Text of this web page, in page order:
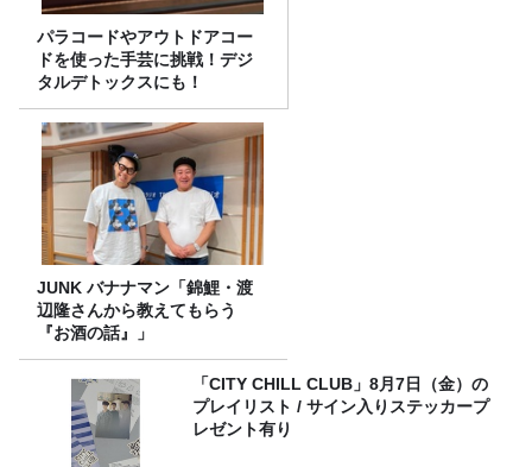
パラコードやアウトドアコー
ドを使った手芸に挑戦！デジ
タルデトックスにも！
JUNK バナナマン「錦鯉・渡
辺隆さんから教えてもらう
『お酒の話』」
「CITY CHILL CLUB」8月7日（金）の
プレイリスト / サイン入りステッカープ
レゼント有り